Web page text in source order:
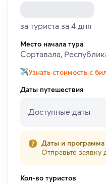
за туриста за 4 дня
Место начала тура
Сортавала,
Узнать стоимость с
Даты путешествия
Доступные даты
Даты и
Отправьте заявку
Кол-во туристов